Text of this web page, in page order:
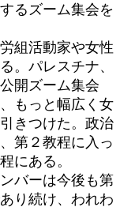
るズーム集会を
組活動家や女性
。パレスチナ、
開ズーム集会
もっと幅広く女
きつけた。政治
第２教程に入っ
にある。
バーは今後も第
り続け、われわ